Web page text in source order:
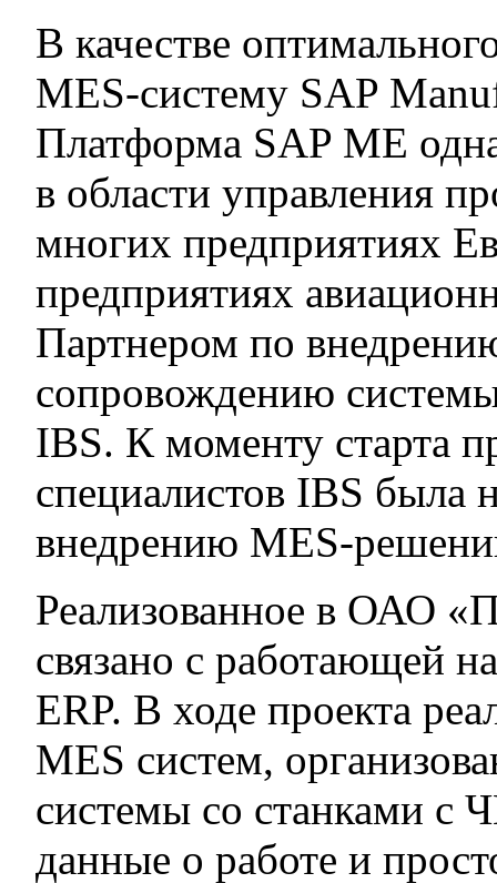
В качестве
MES-систему SAP
Платформа SAP ME
в области управления
многих предприятиях
предприятиях
Партнером по
сопровождению
IBS. К моменту старта
специалистов IBS была
внедрению MES-
Реализованное в ОАО
связано с работающей
ERP. В ходе проекта
MES систем,
системы со станками с
данные о работе и